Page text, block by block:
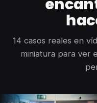
14 casos reales en
miniatura para ver